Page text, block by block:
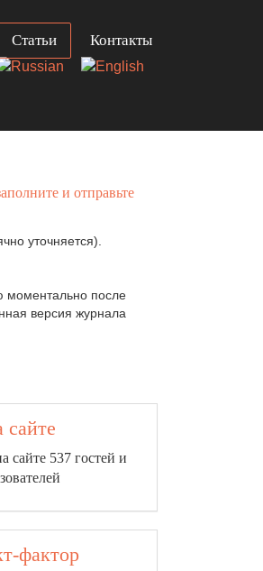
Статьи Контакты
и отправьте
уточняется).
моментально после
версия журнала
сайте
сайте 537 гостей и
фактор